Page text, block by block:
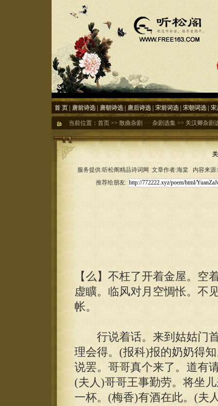
首 页 唐前诗选 唐朝诗选 唐后诗选 宋前词选 宋朝词选 宋
当前位置： 首页 >> 散曲杂剧 >> 杂剧选集 >> 关汉卿杂剧
服务提供:听松阁精品诗词网 文章作者:海棠 内容来
推荐给朋友:
【么】不枉了开着金屋。空
虚矌。临风对月空惆怅。不
帐。
行说着话。来到姑姑门首
理会得。(报科)报的奶奶得
说罢。哥哥真个来了。道有
(夫人)哥哥王事勤劳。将坐
一杯。(梅香)有酒在此。(夫